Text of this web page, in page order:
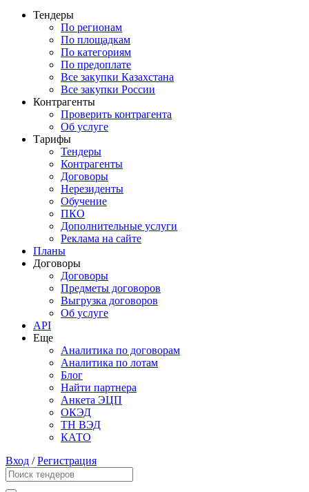
Тендеры
По регионам
По площадкам
По категориям
По предоплате
Все закупки Казахстана
Все закупки России
Контрагенты
Проверить контрагента
Об услуге
Тарифы
Тендеры
Контрагенты
Договоры
Нерезиденты
Обучение
ПКО
Дополнительные услуги
Реклама на сайте
Планы
Договоры
Договоры
Предметы договоров
Выгрузка договоров
Об услуге
API
Еще
Аналитика по договорам
Аналитика по лотам
Блог
Найти партнера
Анкета ЭЦП
ОКЭД
ТН ВЭД
КАТО
Вход /Регистрация